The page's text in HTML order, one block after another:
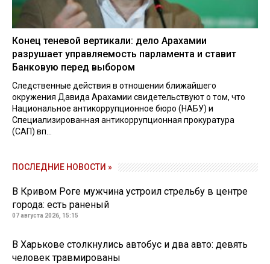
Конец теневой вертикали: дело Арахамии
разрушает управляемость парламента и ставит
Банковую перед выбором
Следственные действия в отношении ближайшего
окружения Давида Арахамии свидетельствуют о том, что
Национальное антикоррупционное бюро (НАБУ) и
Специализированная антикоррупционная прокуратура
(САП) вп...
ПОСЛЕДНИЕ НОВОСТИ »
В Кривом Роге мужчина устроил стрельбу в центре
города: есть раненый
07 августа 2026, 15:15
В Харькове столкнулись автобус и два авто: девять
человек травмированы